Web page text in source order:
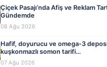
Çiçek Pasajı’nda Afiş ve Reklam
Gündemde
08 Ağu 2026
Hafif, doyurucu ve omega-3
kuşkonmazlı somon tarifi…
07 Ağu 2026